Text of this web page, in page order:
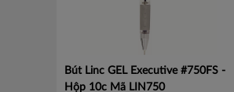
Bút Linc GEL Executive #750FS -
Hộp 10c Mã LIN750